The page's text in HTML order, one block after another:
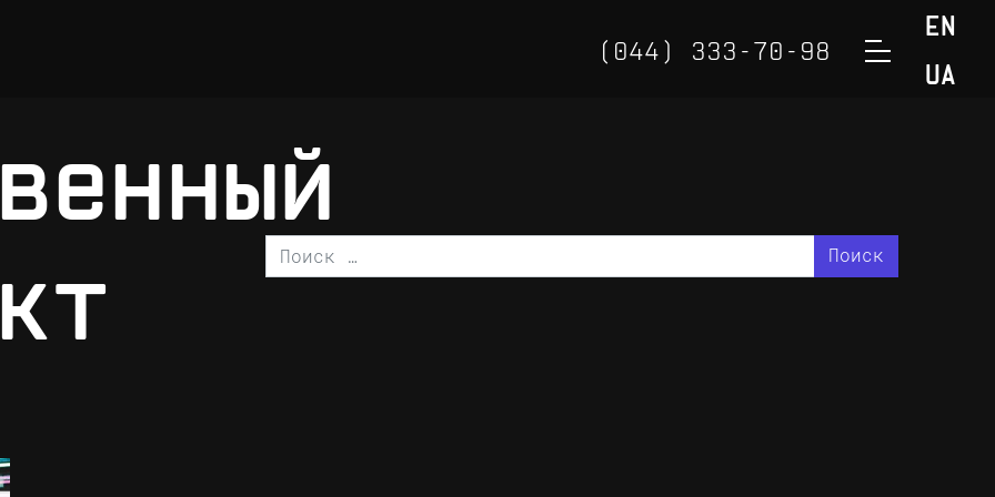
(044) 333-70-98
EN
UA
Поиск